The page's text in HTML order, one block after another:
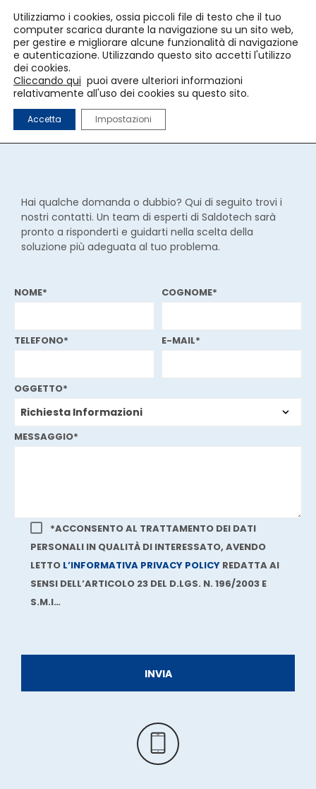
Contatti
Hai qualche domanda o dubbio? Qui di seguito trovi i
nostri contatti. Un team di esperti di Saldotech sarà
pronto a risponderti e guidarti nella scelta della
soluzione più adeguata al tuo problema.
NOME* COGNOME*
TELEFONO* E-MAIL*
OGGETTO*
MESSAGGIO*
*ACCONSENTO AL TRATTAMENTO DEI DATI
PERSONALI IN QUALITÀ DI INTERESSATO, AVENDO
LETTO L’INFORMATIVA PRIVACY POLICY REDATTA AI
SENSI DELL’ARTICOLO 23 DEL D.LGS. N. 196/2003 E
S.M.I…
Utilizziamo i cookies, ossia piccoli file di testo che il tuo
computer scarica durante la navigazione su un sito web,
per gestire e migliorare alcune funzionalità di navigazione
e autenticazione. Utilizzando questo sito accetti l'utilizzo
dei cookies.
Cliccando qui puoi avere ulteriori informazioni
relativamente all'uso dei cookies su questo sito.
Accetta Impostazioni